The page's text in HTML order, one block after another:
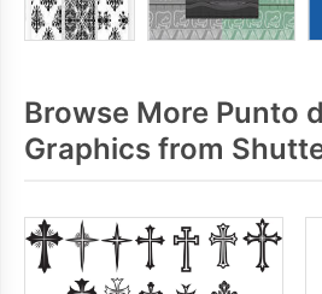
Browse More Punto
Graphics from